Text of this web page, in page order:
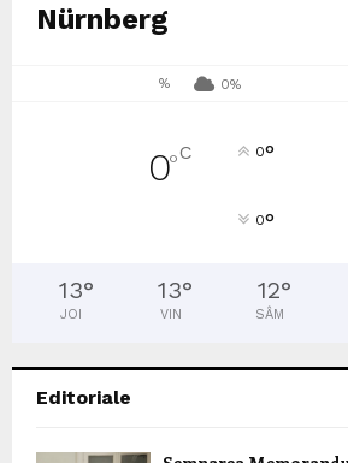
Nürnberg
% 0%
0°C 0°
0°
13°
JOI
13°
VIN
12°
SÂM
Editoriale